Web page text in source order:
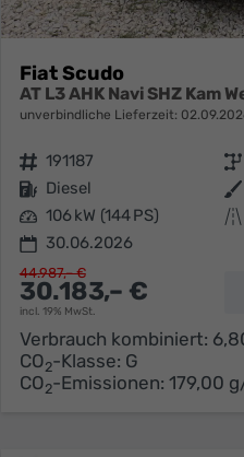
Fiat Scudo
AT L3 AHK Navi SHZ Kam
unverbindliche Lieferzeit:
Fahrzeugnr. 191187 Getriebe
Kraftstoff Diesel Außenfarbe
Leistung 106 kW (144 PS) Kilometerstand
30.06.2026
30.183,– €
incl. 19% MwSt.
44.987,– €
Verbrauch kombiniert:
CO2-Klasse: G
CO2-Emissionen: 179,00